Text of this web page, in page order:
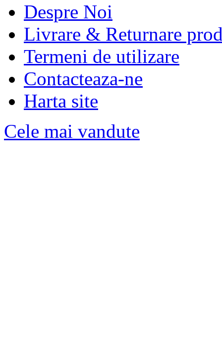
Despre Noi
Livrare & Returnare
Termeni de utilizare
Contacteaza-ne
Harta site
Cele mai vandute